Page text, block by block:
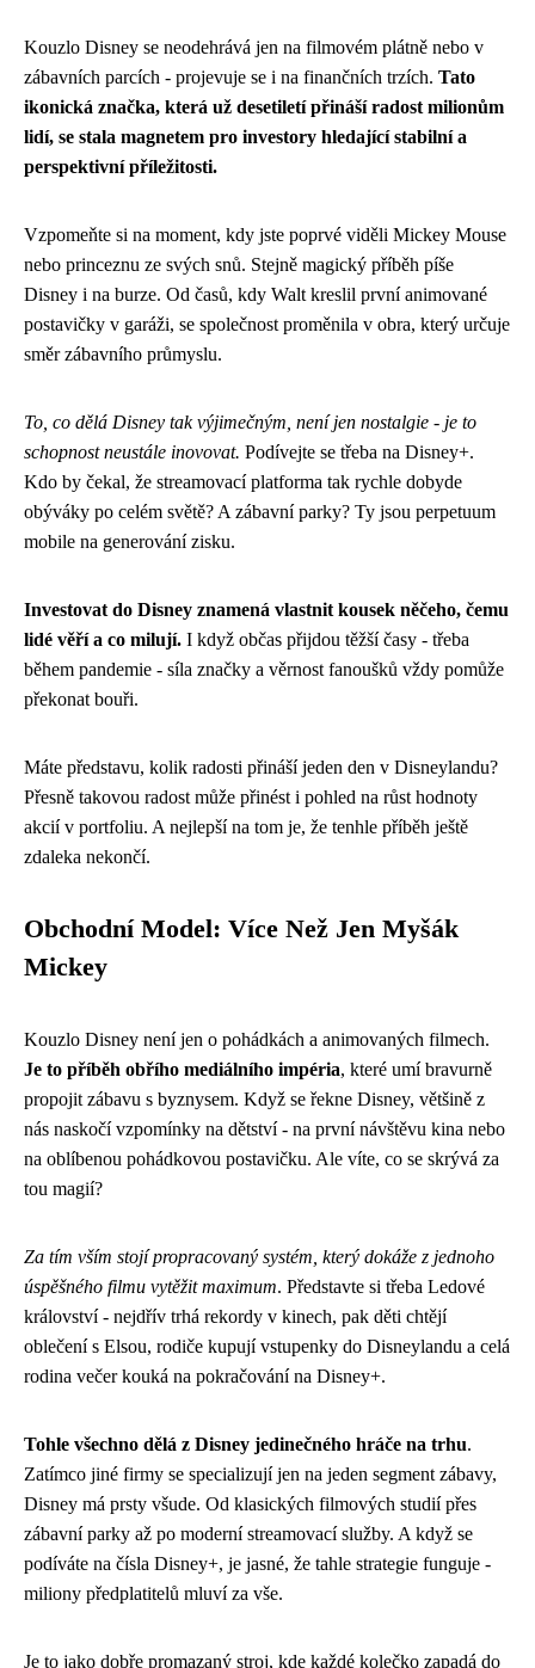
Kouzlo Disney se neodehrává jen na filmovém plátně nebo v
zábavních parcích - projevuje se i na finančních trzích. Tato
ikonická značka, která už desetiletí přináší radost milionům
lidí, se stala magnetem pro investory hledající stabilní a
perspektivní příležitosti.
Vzpomeňte si na moment, kdy jste poprvé viděli Mickey Mouse
nebo princeznu ze svých snů. Stejně magický příběh píše
Disney i na burze. Od časů, kdy Walt kreslil první animované
postavičky v garáži, se společnost proměnila v obra, který určuje
směr zábavního průmyslu.
To, co dělá Disney tak výjimečným, není jen nostalgie - je to
schopnost neustále inovovat. Podívejte se třeba na Disney+.
Kdo by čekal, že streamovací platforma tak rychle dobyde
obýváky po celém světě? A zábavní parky? Ty jsou perpetuum
mobile na generování zisku.
Investovat do Disney znamená vlastnit kousek něčeho, čemu
lidé věří a co milují. I když občas přijdou těžší časy - třeba
během pandemie - síla značky a věrnost fanoušků vždy pomůže
překonat bouři.
Máte představu, kolik radosti přináší jeden den v Disneylandu?
Přesně takovou radost může přinést i pohled na růst hodnoty
akcií v portfoliu. A nejlepší na tom je, že tenhle příběh ještě
zdaleka nekončí.
Obchodní Model: Více Než Jen Myšák
Mickey
Kouzlo Disney není jen o pohádkách a animovaných filmech.
Je to příběh obřího mediálního impéria, které umí bravurně
propojit zábavu s byznysem. Když se řekne Disney, většině z
nás naskočí vzpomínky na dětství - na první návštěvu kina nebo
na oblíbenou pohádkovou postavičku. Ale víte, co se skrývá za
tou magií?
Za tím vším stojí propracovaný systém, který dokáže z jednoho
úspěšného filmu vytěžit maximum. Představte si třeba Ledové
království - nejdřív trhá rekordy v kinech, pak děti chtějí
oblečení s Elsou, rodiče kupují vstupenky do Disneylandu a celá
rodina večer kouká na pokračování na Disney+.
Tohle všechno dělá z Disney jedinečného hráče na trhu.
Zatímco jiné firmy se specializují jen na jeden segment zábavy,
Disney má prsty všude. Od klasických filmových studií přes
zábavní parky až po moderní streamovací služby. A když se
podíváte na čísla Disney+, je jasné, že tahle strategie funguje -
miliony předplatitelů mluví za vše.
Je to jako dobře promazaný stroj, kde každé kolečko zapadá do